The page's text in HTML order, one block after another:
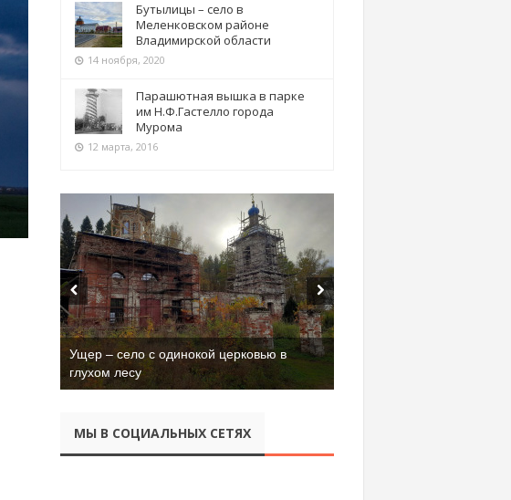
Бутылицы – село в
Меленковском районе
Владимирской области
14 ноября, 2020
Парашютная вышка в парке
им Н.Ф.Гастелло города
Мурома
12 марта, 2016
Ущер – село с одинокой церковью в
глухом лесу
МЫ В СОЦИАЛЬНЫХ СЕТЯХ